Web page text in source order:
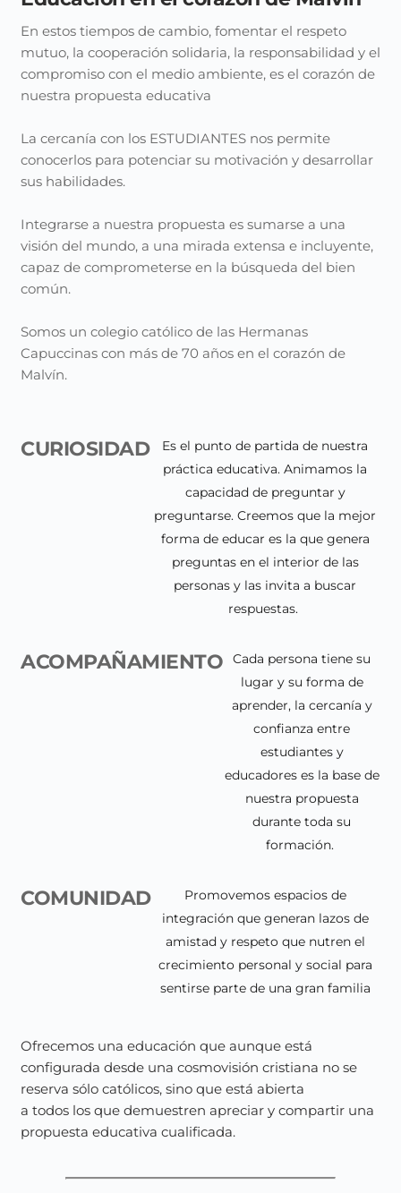
En estos tiempos de cambio, fomentar el respeto
mutuo, la cooperación solidaria, la responsabilidad y el
compromiso con el medio ambiente, es el corazón de
nuestra propuesta educativa
La cercanía con los ESTUDIANTES nos permite
conocerlos para potenciar su motivación y desarrollar
sus habilidades.
Integrarse a nuestra propuesta es sumarse a una
visión del mundo, a una mirada extensa e incluyente,
capaz de comprometerse en la búsqueda del bien
común.
Somos un colegio católico de las Hermanas
Capuccinas con más de 70 años en el corazón de
Malvín.
CURIOSIDAD
Es el punto de partida de nuestra
práctica educativa. Animamos la
capacidad de preguntar y
preguntarse. Creemos que la mejor
forma de educar es la que genera
preguntas en el interior de las
personas y las invita a buscar
respuestas.
ACOMPAÑAMIENTO
Cada persona tiene su
lugar y su forma de
aprender, la cercanía y
confianza entre
estudiantes y
educadores es la base de
nuestra propuesta
durante toda su
formación.
COMUNIDAD
Promovemos espacios de
integración que generan lazos de
amistad y respeto que nutren el
crecimiento personal y social para
sentirse parte de una gran familia
Ofrecemos una educación que aunque está
configurada desde una cosmovisión cristiana no se
reserva sólo católicos, sino que está abierta
a todos los que demuestren apreciar y compartir una
propuesta educativa cualificada.